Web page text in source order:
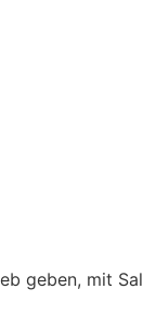
geben, mit